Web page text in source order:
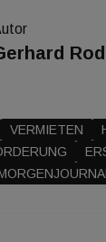
VERMIETEN